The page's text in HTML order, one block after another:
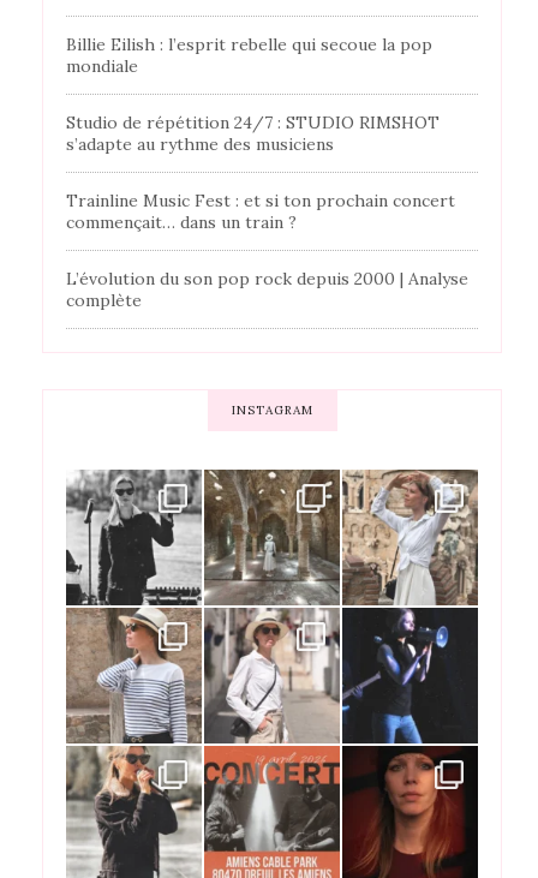
Billie Eilish : l’esprit rebelle qui secoue la pop
mondiale
Studio de répétition 24/7 : STUDIO RIMSHOT
s’adapte au rythme des musiciens
Trainline Music Fest : et si ton prochain concert
commençait… dans un train ?
L’évolution du son pop rock depuis 2000 | Analyse
complète
INSTAGRAM